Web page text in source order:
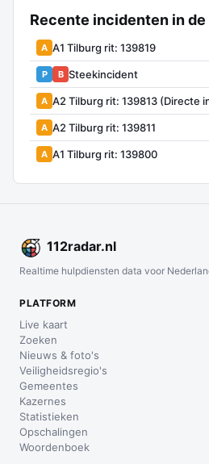
Recente incidenten in
A A1 Tilburg rit: 139819
P B Steekincident
A A2 Tilburg rit: 139813 (Directe
A A2 Tilburg rit: 139811
A A1 Tilburg rit: 139800
112radar.nl
Realtime hulpdiensten data voor
PLATFORM
Live kaart
Zoeken
Nieuws & foto's
Veiligheidsregio's
Gemeentes
Kazernes
Statistieken
Opschalingen
Woordenboek